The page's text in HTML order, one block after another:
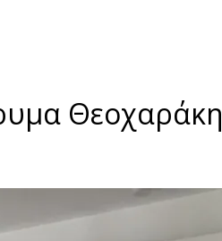
Θεοχαράκη